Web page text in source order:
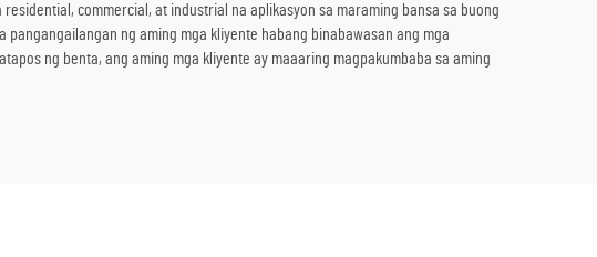
commercial, at industrial na aplikasyon sa maraming bansa sa buong
ng aming mga kliyente habang binabawasan ang mga
ng benta, ang aming mga kliyente ay maaaring magpakumbaba sa aming